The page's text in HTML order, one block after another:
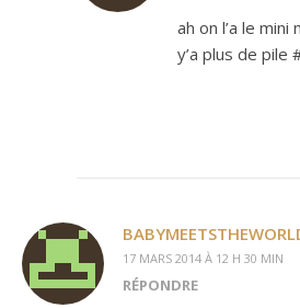
ah on l’a le mini
y’a plus de pile
17 MARS 2014 À 12 H 30 MIN
RÉPONDRE